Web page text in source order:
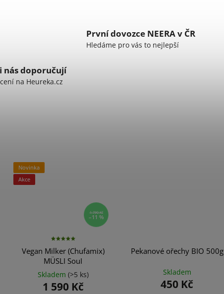
První dovozce NEERA v ČR
Hledáme pro vás to nejlepší
nás doporučují
na Heureka.cz
Novinka
Akce
1 790 Kč
–11 %
Vegan Milker (Chufamix)
MÜSLI SouI
Skladem (>5 ks)
1 590 Kč
Pekanové ořechy BIO 500g
Skladem
450 Kč